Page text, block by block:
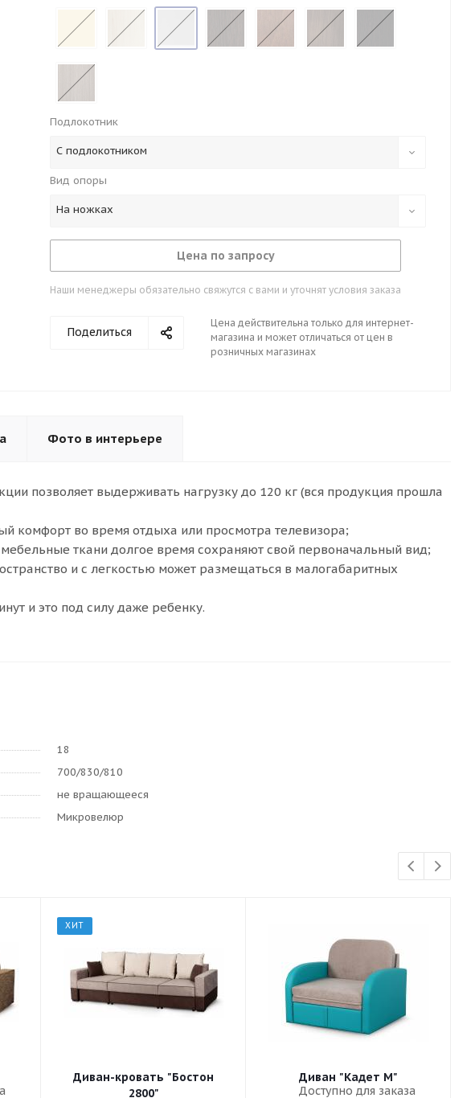
Подлокотник
С подлокотником
Вид опоры
На ножках
Цена по запросу
Наши менеджеры обязательно свяжутся с вами и уточнят условия заказа
Поделиться
Цена действительна только для интернет-
магазина и может отличаться от цен в
розничных магазинах
Фото в интерьере
позволяет выдерживать нагрузку до 120 кг (вся продукция прошла
комфорт во время отдыха или просмотра телевизора;
ткани долгое время сохраняют свой первоначальный вид;
и с легкостью может размещаться в малогабаритных
и это под силу даже ребенку.
18
700/830/810
не вращающееся
Микровелюр
ХИТ
Диван-кровать "Бостон
2800"
Диван "Кадет М"
Доступно для заказа